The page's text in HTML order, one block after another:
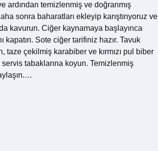
ardından temizlenmiş ve doğranmış
sonra baharatları ekleyip karıştırıyoruz ve
kavurun. Ciğer kaynamaya başlayınca
kapatın. Sote ciğer tarifiniz hazır. Tavuk
taze çekilmiş karabiber ve kırmızı pul biber
tabaklarına koyun. Temizlenmiş